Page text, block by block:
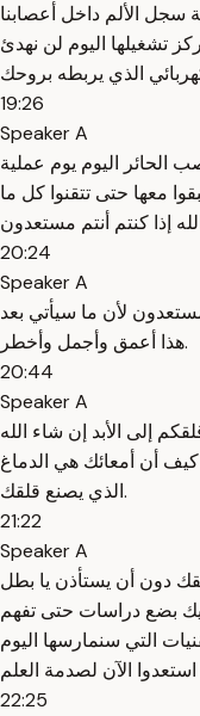
سجل الألم داخل أعصابنا
تشغيلها اليوم لن نهدئ
19:26
Speaker A
الحائر اليوم يوم عملية
معها حتى تتقنوا كل ما
20:24
Speaker A
مستعدون لأن ما سيأتي بعد
هذا أعمق وأجمل وأخطر.
20:44
Speaker A
إلى الأبد إن شاء الله
كيف أن أمعائك هي الدماغ
الذي يصنع قلقك.
21:22
Speaker A
دون أن يستأذن يا بطل
بضع دراسات حتى تفهم
التي سنمارسها اليوم
22:25